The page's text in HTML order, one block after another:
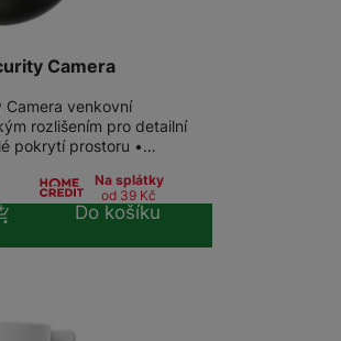
Camera
Camera venkovní
rozlišením pro detailní
pokrytí prostoru •…
Na splátky
od 39 Kč
Do košíku